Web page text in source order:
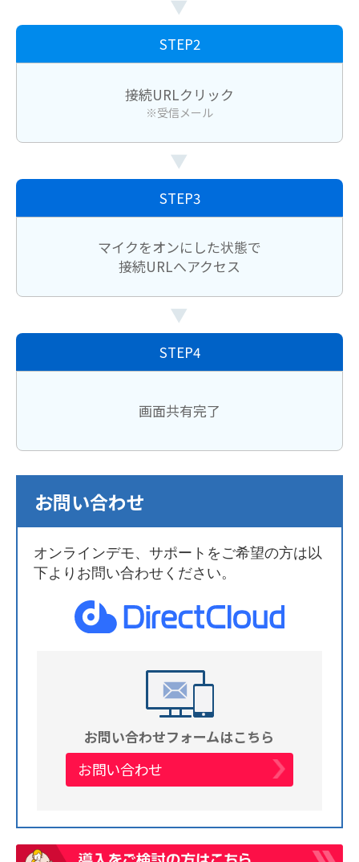
▶
STEP2
接続URLクリック
※受信メール
▶
STEP3
マイクをオンにした状態で
接続URLへアクセス
▶
STEP4
画面共有完了
お問い合わせ
オンラインデモ、サポートをご希望の方は以
下よりお問い合わせください。
お問い合わせフォームはこちら
お問い合わせ